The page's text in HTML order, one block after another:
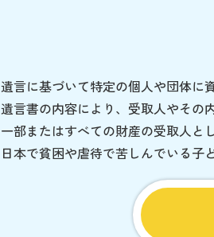
遺言に基づいて特定の個人や団体に
遺言書の内容により、受取人やその
一部またはすべての財産の受取人と
日本で貧困や虐待で苦しんでいる子